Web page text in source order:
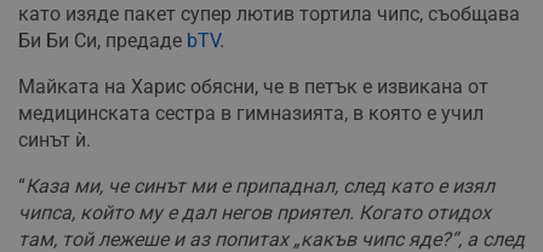
като изяде пакет супер лютив тортила чипс, съобщава
Би Би Си, предаде bTV.
Майката на Харис обясни, че в петък е извикана от
медицинската сестра в гимназията, в която е учил
синът ѝ.
“Каза ми, че синът ми е припаднал, след като е изял
чипса, който му е дал негов приятел. Когато отидох
там, той лежеше и аз попитах „какъв чипс яде?“, а след